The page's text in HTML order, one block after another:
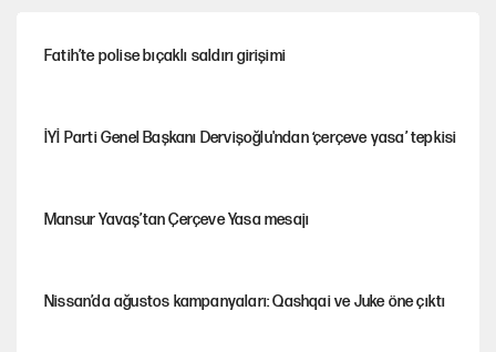
Fatih’te polise bıçaklı saldırı girişimi
İYİ Parti Genel Başkanı Dervişoğlu'ndan ‘çerçeve yasa’ tepkisi
Mansur Yavaş’tan Çerçeve Yasa mesajı
Nissan’da ağustos kampanyaları: Qashqai ve Juke öne çıktı